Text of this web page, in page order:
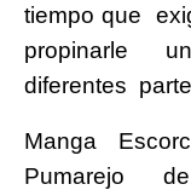
tiempo que
diferentes
Manga
Pumarejo